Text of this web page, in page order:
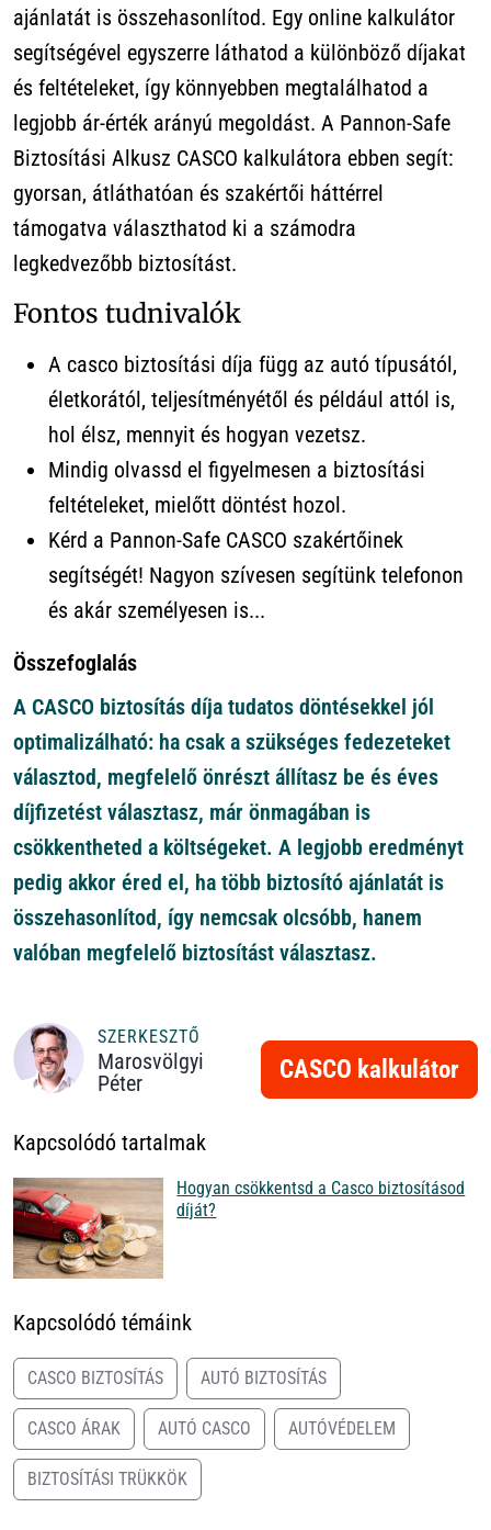
ajánlatát is összehasonlítod. Egy online kalkulátor
segítségével egyszerre láthatod a különböző díjakat
és feltételeket, így könnyebben megtalálhatod a
legjobb ár-érték arányú megoldást. A Pannon-Safe
Biztosítási Alkusz CASCO kalkulátora ebben segít:
gyorsan, átláthatóan és szakértői háttérrel
támogatva választhatod ki a számodra
legkedvezőbb biztosítást.
Fontos tudnivalók
A casco biztosítási díja függ az autó típusától,
életkorától, teljesítményétől és például attól is,
hol élsz, mennyit és hogyan vezetsz.
Mindig olvassd el figyelmesen a biztosítási
feltételeket, mielőtt döntést hozol.
Kérd a Pannon-Safe CASCO szakértőinek
segítségét! Nagyon szívesen segítünk telefonon
és akár személyesen is...
Összefoglalás
A CASCO biztosítás díja tudatos döntésekkel jól
optimalizálható: ha csak a szükséges fedezeteket
választod, megfelelő önrészt állítasz be és éves
díjfizetést választasz, már önmagában is
csökkentheted a költségeket. A legjobb eredményt
pedig akkor éred el, ha több biztosító ajánlatát is
összehasonlítod, így nemcsak olcsóbb, hanem
valóban megfelelő biztosítást választasz.
SZERKESZTŐ
Marosvölgyi
Péter
CASCO kalkulátor
Kapcsolódó tartalmak
Hogyan csökkentsd a Casco biztosításod
díját?
Kapcsolódó témáink
CASCO BIZTOSÍTÁS AUTÓ BIZTOSÍTÁS
CASCO ÁRAK AUTÓ CASCO AUTÓVÉDELEM
BIZTOSÍTÁSI TRÜKKÖK